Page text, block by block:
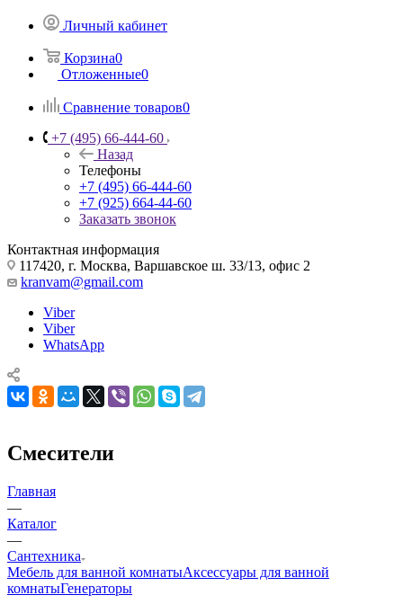
Личный кабинет
Корзина0
Отложенные0
Сравнение товаров0
+7 (495) 66-444-60
Назад
Телефоны
+7 (495) 66-444-60
+7 (925) 664-44-60
Заказать звонок
Контактная информация
117420, г. Москва, Варшавское ш. 33/13, офис 2
kranvam@gmail.com
Viber
Viber
WhatsApp
Смесители
Главная
—
Каталог
—
Сантехника
Мебель для ванной комнатыАксессуары для ванной
комнатыГенераторы